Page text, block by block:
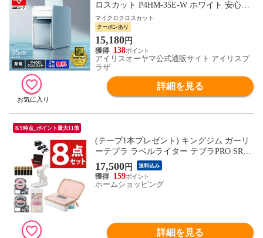
ロスカット P4HM-35E-W ホワイト 安心延
長保証対象
マイクロクロスカット
クーポンあり
15,180円
138
アイリスオーヤマ公式通販サイト アイリスプ
ラザ
詳細を見る
8/9時点_ポイント最大11倍
(テープ1本プレゼント) キングジム ガーリ
ーテプラ ラベルライター テプラPRO SR-G
L2 ピンク TEPRA PRO テプラプロ 8点セッ
ト
17,500円 送料込み
159
ホームショッピング
詳細を見る